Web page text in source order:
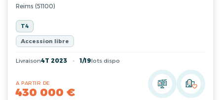
Reims (51100)
T4
Accession libre
Livraison4T 2023 1/19lots dispo
A PARTIR DE
430 000 €